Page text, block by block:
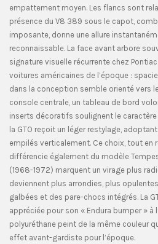
empattement moyen. Les flancs sont
présence du V8 389 sous le capot,
imposante, donne une allure
reconnaissable. La face avant arbore
signature visuelle récurrente chez
voitures américaines de l’époque :
dans la conception semble orienté vers
console centrale, un tableau de bord
inserts décoratifs soulignent le caractère
la GTO reçoit un léger restylage,
empilés verticalement. Ce choix, tout en
différencie également du modèle
(1968-1972) marquent un virage plus
deviennent plus arrondies, plus
galbées et des pare-chocs intégrés. La
appréciée pour son « Endura bumper » à
polyuréthane peint de la même couleur
effet avant-gardiste pour l’époque.